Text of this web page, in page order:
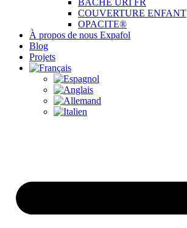
BÂCHE URI FR
COUVERTURE ENFANT
OPACITE®
À propos de nous Expafol
Blog
Projets